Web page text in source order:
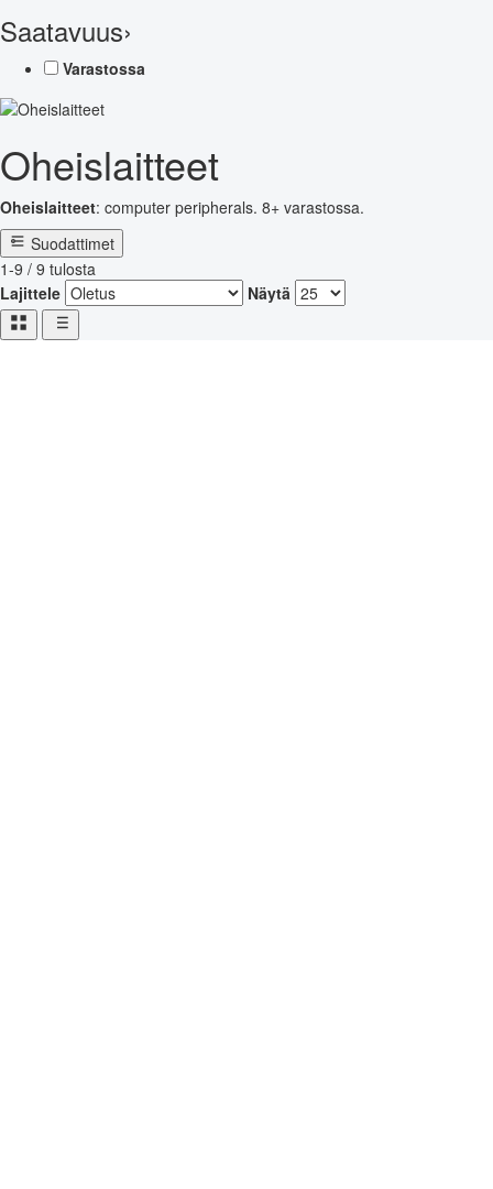
Saatavuus›
Varastossa
Oheislaitteet
Oheislaitteet: computer peripherals. 8+ varastossa.
Suodattimet
1-9 / 9 tulosta
Lajittele
Näytä